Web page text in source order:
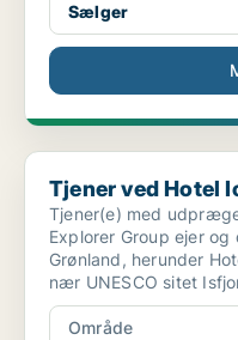
Sælger
Tjener ved Hotel Icefiord
Tjener ved Hotel
Tjener(e) med
Explorer Group ejer
Grønland, herunder
nær UNESCO sitet
Område